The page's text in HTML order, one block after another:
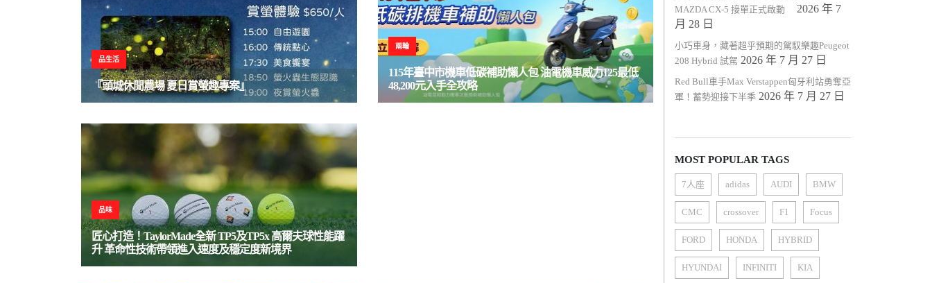
品生活
『頭城休閒農場 夏日賞螢趣專案』
兩輪
115年臺中市機車低碳補助懶人包 油電機車威力125最低
48,200元入手全攻略
品味
匠心打造！TaylorMade全新 TP5及TP5x 高爾夫球性能躍
升 革命性技術帶領進入速度及穩定度新境界
品味
TOUCH JAPAN JOURNEY 九州七星列車 by LEXUS車
主專屬奢華體驗，海外限量席次重磅回歸
MAZDA CX-5 接單正式啟動
2026 年 7
月 28 日
小巧車身，藏著超乎預期的駕馭樂趣Peugeot
208 Hybrid 試駕 2026 年 7 月 27 日
Red Bull車手Max Verstappen匈牙利站勇奪亞
軍！蓄勢迎接下半季 2026 年 7 月 27 日
MOST POPULAR TAGS
7人座 adidas AUDI BMW
CMC crossover F1 Focus
FORD HONDA HYBRID
HYUNDAI INFINITI KIA